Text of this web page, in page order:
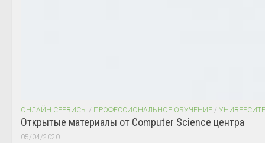
ОНЛАЙН СЕРВИСЫ / ПРОФЕССИОНАЛЬНОЕ ОБУЧЕНИЕ /
Открытые материалы от Computer Science центра
05/04/2020